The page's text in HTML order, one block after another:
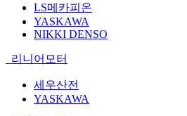
LS메카피온
YASKAWA
NIKKI DENSO
리니어모터
세우산전
YASKAWA